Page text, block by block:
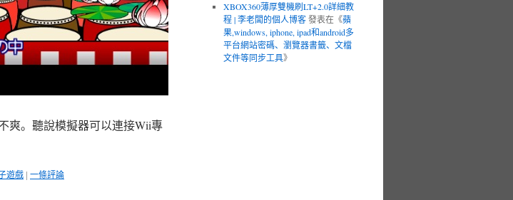
爽。聽說模擬器可以連接Wii專
遊戲 | 一條評論
XBOX360薄厚雙機刷LT+2.0詳細教
程 | 李老闆的個人博客發表在《蘋
果,windows, iphone, ipad和android多
平台網站密碼、瀏覽器書籤、文檔
文件等同步工具》